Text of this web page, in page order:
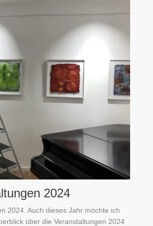
2024
2024. Auch dieses Jahr möchte ich
über die Veranstaltungen 2024